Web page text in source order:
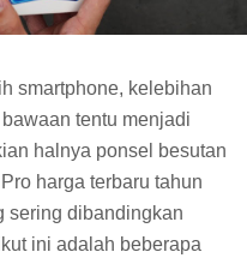
smartphone, kelebihan
tentu menjadi
halnya ponsel besutan
harga terbaru tahun
sering dibandingkan
ini adalah beberapa